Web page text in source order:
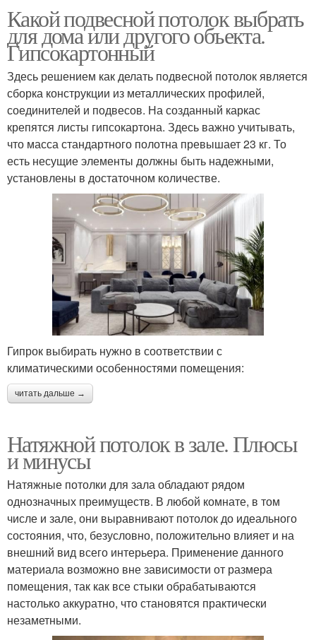
Какой подвесной потолок выбрать
для дома или другого объекта.
Гипсокартонный
Здесь решением как делать подвесной потолок является
сборка конструкции из металлических профилей,
соединителей и подвесов. На созданный каркас
крепятся листы гипсокартона. Здесь важно учитывать,
что масса стандартного полотна превышает 23 кг. То
есть несущие элементы должны быть надежными,
установлены в достаточном количестве.
Гипрок выбирать нужно в соответствии с
климатическими особенностями помещения:
читать дальше →
Натяжной потолок в зале. Плюсы
и минусы
Натяжные потолки для зала обладают рядом
однозначных преимуществ. В любой комнате, в том
числе и зале, они выравнивают потолок до идеального
состояния, что, безусловно, положительно влияет и на
внешний вид всего интерьера. Применение данного
материала возможно вне зависимости от размера
помещения, так как все стыки обрабатываются
настолько аккуратно, что становятся практически
незаметными.